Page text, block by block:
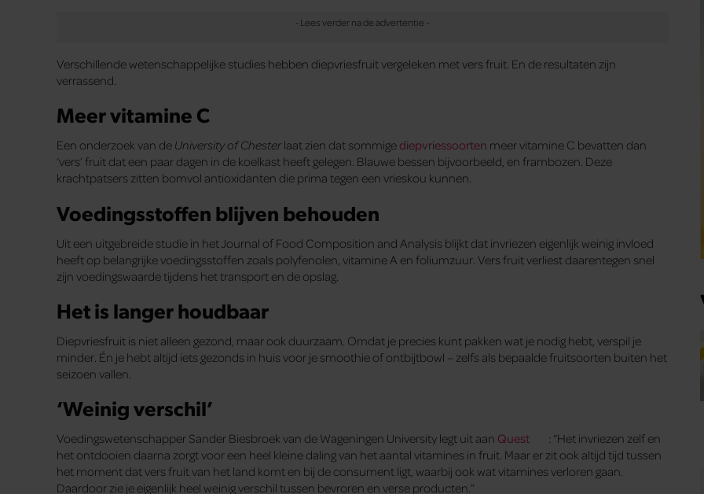
Verschillende wetenschappelijke studies hebben diepvriesfruit vergeleken met vers fruit. En de resultaten zijn
verrassend.
Meer vitamine C
Een onderzoek van de University of Chester laat zien dat sommigediepvriessoorten meer vitamine C bevatten dan
‘vers’ fruit dat een paar dagen in de koelkast heeft gelegen. Blauwe bessen bijvoorbeeld, en frambozen. Deze
krachtpatsers zitten bomvol antioxidanten die prima tegen een vrieskou kunnen.
Voedingsstoffen blijven behouden
Uit een uitgebreide studie in het Journal of Food Composition and Analysis blijkt dat invriezen eigenlijk weinig invloed
heeft op belangrijke voedingsstoffen zoals polyfenolen, vitamine A en foliumzuur. Vers fruit verliest daarentegen snel
zijn voedingswaarde tijdens het transport en de opslag.
Het is langer houdbaar
Diepvriesfruit is niet alleen gezond, maar ook duurzaam. Omdat je precies kunt pakken wat je nodig hebt, verspil je
minder. Én je hebt altijd iets gezonds in huis voor je smoothie of ontbijtbowl – zelfs als bepaalde fruitsoorten buiten het
seizoen vallen.
‘Weinig verschil’
Voedingswetenschapper Sander Biesbroek van de Wageningen University legt uit aan Quest
: “Het invriezen zelf en
het ontdooien daarna zorgt voor een heel kleine daling van het aantal vitamines in fruit. Maar er zit ook altijd tijd tussen
het moment dat vers fruit van het land komt en bij de consument ligt, waarbij ook wat vitamines verloren gaan.
Daardoor zie je eigenlijk heel weinig verschil tussen bevroren en verse producten.”